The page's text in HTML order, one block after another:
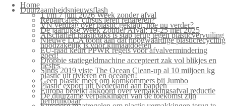
Home
Duurzaamheidsnieuwsflash
1 t/m 7 juni 2026 Week zonder afval
Repaircafés: cursus leren repareren?
VN verdrag over plastic geklapt, hoe nu verder?
De jaarlijkse Week Zonder Afval: 19-25 mei 2025
Afschaffen plastictaks is stap terug tegen plasticvervuiling
Nieuwe LCA toont aan dat hoogwaardige plasticrecycling
noodzakelijk is voor klimaatdoelen
EU-raad keurt PPWR regels voor afvalvermindering
goed!
Droppie statiegeldmachine accepteert zak vol blikjes en
flesjes
Sinds 2019 viste The Ocean Clean-up al 10 miljoen kg
plastic uit rivieren en oceanen!
Geen plastic meer om komkommers bij Jumbo
Plastic export uit Nederland aan banden
Europa bereikt akkoord over verpakkingsafval reductie
De duurzame verpakkingen van de toekomst zijn
herbruikbaar